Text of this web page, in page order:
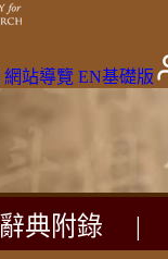
網站導覽 EN基礎版
辭典附錄